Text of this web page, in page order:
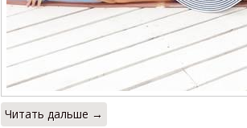
Читать дальше →